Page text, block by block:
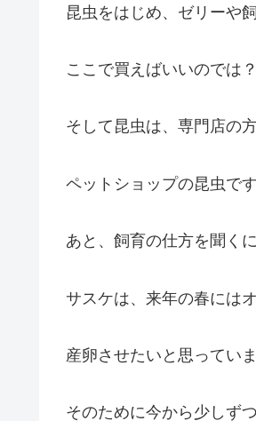
昆虫をはじめ、ゼリーや
ここで買えばいいのでは
そして昆虫は、専門店の
ペットショップの昆虫で
あと、飼育の仕方を聞く
サスケは、来年の春には
産卵させたいと思っていま
そのために今から少しず